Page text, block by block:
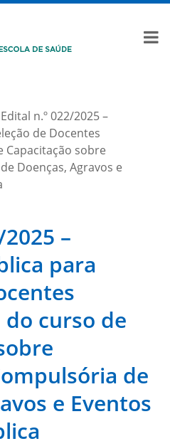
Edital n.º 022/2025 –
de Docentes
Capacitação sobre
Doenças, Agravos e
–
para
curso de
de
e Eventos